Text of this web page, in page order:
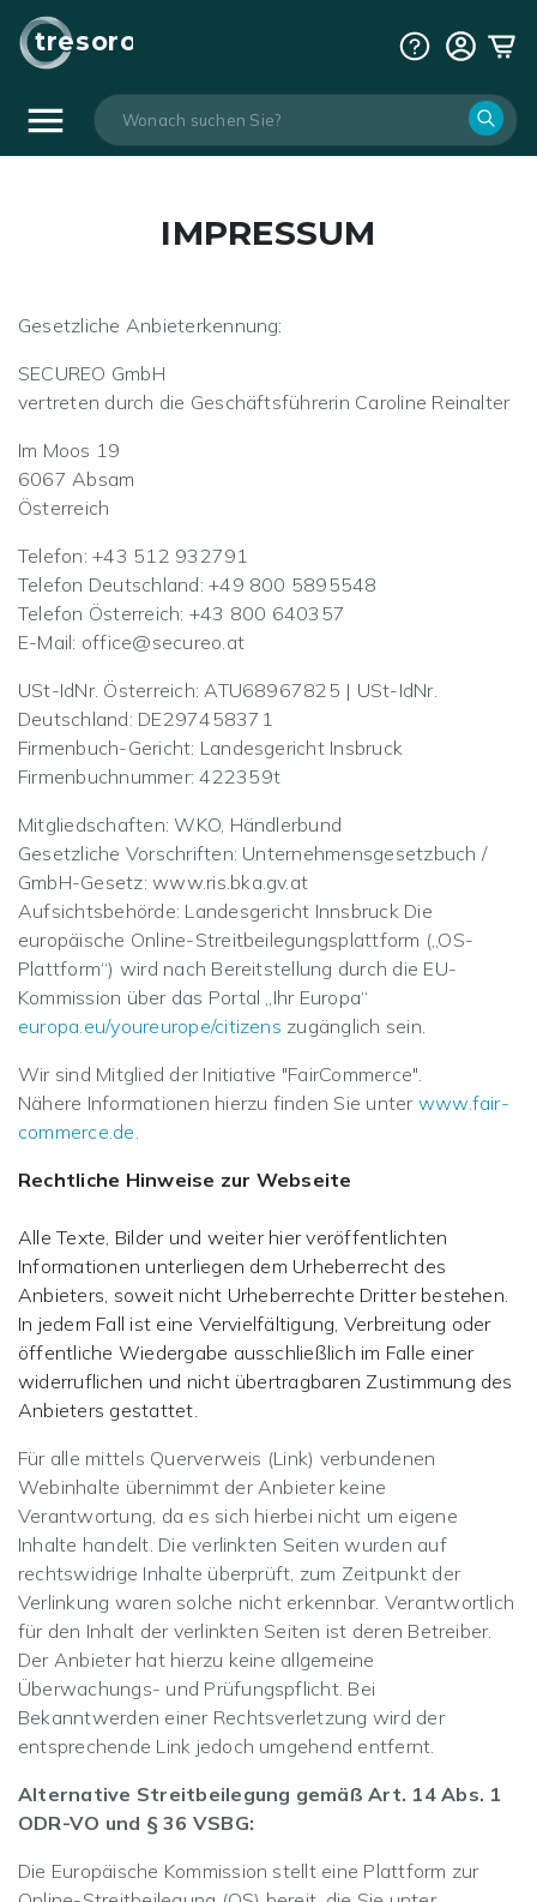
tresoro
IMPRESSUM
Gesetzliche Anbieterkennung:
SECUREO GmbH
vertreten durch die Geschäftsführerin Caroline Reinalter
Im Moos 19
6067 Absam
Österreich
Telefon: +43 512 932791
Telefon Deutschland: +49 800 5895548
Telefon Österreich: +43 800 640357
E-Mail: office@secureo.at
USt-IdNr. Österreich: ATU68967825 | USt-IdNr.
Deutschland: DE297458371
Firmenbuch-Gericht: Landesgericht Insbruck
Firmenbuchnummer: 422359t
Mitgliedschaften: WKO, Händlerbund
Gesetzliche Vorschriften: Unternehmensgesetzbuch /
GmbH-Gesetz: www.ris.bka.gv.at
Aufsichtsbehörde: Landesgericht Innsbruck Die
europäische Online-Streitbeilegungsplattform („OS-
Plattform“) wird nach Bereitstellung durch die EU-
Kommission über das Portal „Ihr Europa“
europa.eu/youreurope/citizens zugänglich sein.
Wir sind Mitglied der Initiative "FairCommerce".
Nähere Informationen hierzu finden Sie unter www.fair-
commerce.de.
Rechtliche Hinweise zur Webseite
Alle Texte, Bilder und weiter hier veröffentlichten
Informationen unterliegen dem Urheberrecht des
Anbieters, soweit nicht Urheberrechte Dritter bestehen.
In jedem Fall ist eine Vervielfältigung, Verbreitung oder
öffentliche Wiedergabe ausschließlich im Falle einer
widerruflichen und nicht übertragbaren Zustimmung des
Anbieters gestattet.
Für alle mittels Querverweis (Link) verbundenen
Webinhalte übernimmt der Anbieter keine
Verantwortung, da es sich hierbei nicht um eigene
Inhalte handelt. Die verlinkten Seiten wurden auf
rechtswidrige Inhalte überprüft, zum Zeitpunkt der
Verlinkung waren solche nicht erkennbar. Verantwortlich
für den Inhalt der verlinkten Seiten ist deren Betreiber.
Der Anbieter hat hierzu keine allgemeine
Überwachungs- und Prüfungspflicht. Bei
Bekanntwerden einer Rechtsverletzung wird der
entsprechende Link jedoch umgehend entfernt.
Alternative Streitbeilegung gemäß Art. 14 Abs. 1
ODR-VO und § 36 VSBG:
Die Europäische Kommission stellt eine Plattform zur